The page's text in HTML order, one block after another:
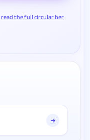
read the full circular her